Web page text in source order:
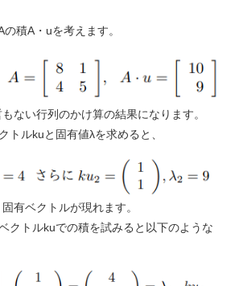
積A・uを考えます。
ない行列のかけ算の結果になります。
トルkuと固有値λを求めると、
有ベクトルが現れます。
クトルkuでの積を試みると以下のような